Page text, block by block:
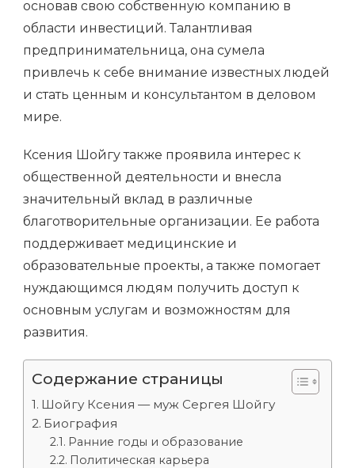
основав свою собственную компанию в
области инвестиций. Талантливая
предпринимательница, она сумела
привлечь к себе внимание известных людей
и стать ценным и консультантом в деловом
мире.
Ксения Шойгу также проявила интерес к
общественной деятельности и внесла
значительный вклад в различные
благотворительные организации. Ее работа
поддерживает медицинские и
образовательные проекты, а также помогает
нуждающимся людям получить доступ к
основным услугам и возможностям для
развития.
Содержание страницы
Шойгу Ксения — муж Сергея Шойгу
Биография
Ранние годы и образование
Политическая карьера